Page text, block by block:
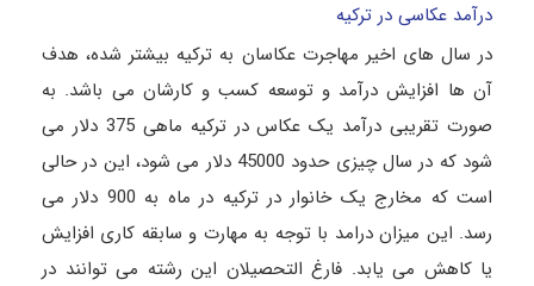
درآمد عکاسی در ترکیه
در سال های اخیر مهاجرت عکاسان به ترکیه بیشتر شده، هدف
آن ها افزایش درآمد و توسعه کسب و کارشان می باشد. به
صورت تقریبی درآمد یک عکاس در ترکیه ماهی 375 دلار می
شود که در سال چیزی حدود 45000 دلار می شود، این در حالی
است که مخارج یک خانوار در ترکیه در ماه به 900 دلار می
رسد. این میزان درامد با توجه به مهارت و سابقه کاری افزایش
یا کاهش می یابد. فارغ التحصیلان این رشته می توانند در